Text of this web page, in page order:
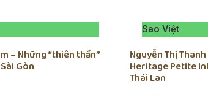
– Những “thiên thần”
Gòn
Sao Việt
Nguyễn Thị
Heritage Petite
Thái Lan